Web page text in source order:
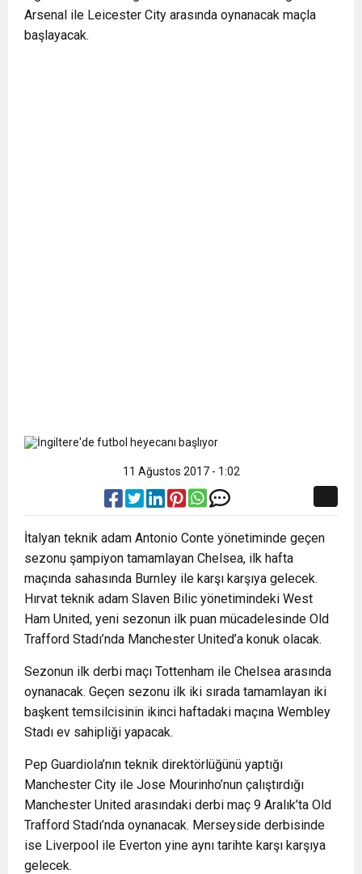
Arsenal ile Leicester City arasında oynanacak maçla
başlayacak.
11 Ağustos 2017 - 1:02
İtalyan teknik adam Antonio Conte yönetiminde geçen
sezonu şampiyon tamamlayan Chelsea, ilk hafta
maçında sahasında Burnley ile karşı karşıya gelecek.
Hırvat teknik adam Slaven Bilic yönetimindeki West
Ham United, yeni sezonun ilk puan mücadelesinde Old
Trafford Stadı’nda Manchester United’a konuk olacak.
Sezonun ilk derbi maçı Tottenham ile Chelsea arasında
oynanacak. Geçen sezonu ilk iki sırada tamamlayan iki
başkent temsilcisinin ikinci haftadaki maçına Wembley
Stadı ev sahipliği yapacak.
Pep Guardiola’nın teknik direktörlüğünü yaptığı
Manchester City ile Jose Mourinho’nun çalıştırdığı
Manchester United arasındaki derbi maç 9 Aralık’ta Old
Trafford Stadı’nda oynanacak. Merseyside derbisinde
ise Liverpool ile Everton yine aynı tarihte karşı karşıya
gelecek.